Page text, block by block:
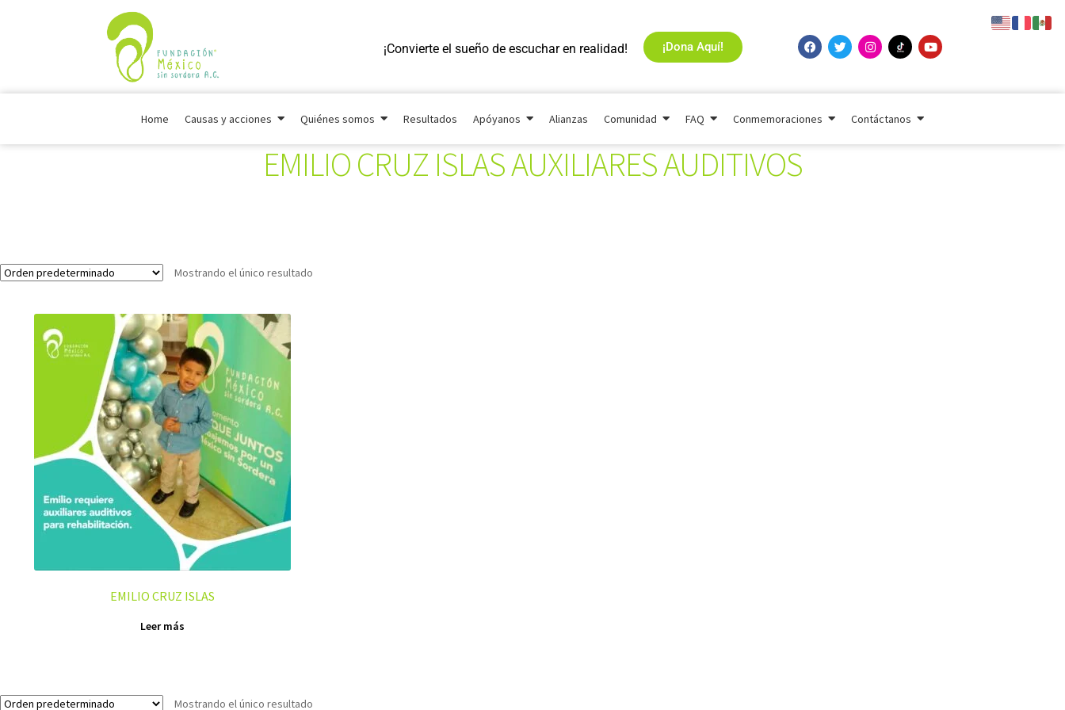
¡Convierte el sueño de escuchar en realidad! ¡Dona Aquí!
Home Causas y acciones Quiénes somos Resultados Apóyanos Alianzas Comunidad FAQ Conmemoraciones Contáctanos
EMILIO CRUZ ISLAS AUXILIARES AUDITIVOS
Mostrando el único resultado
EMILIO CRUZ ISLAS
Leer más
Mostrando el único resultado